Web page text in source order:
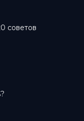
советов